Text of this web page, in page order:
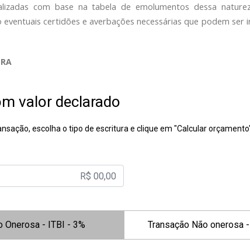
com base na tabela de emolumentos dessa
certidões e averbações necessárias que podem